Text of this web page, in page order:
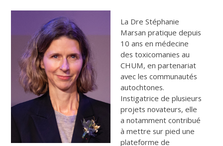
La Dre Stéphanie
Marsan pratique depuis
10 ans en médecine
des toxicomanies au
CHUM, en partenariat
avec les communautés
autochtones.
Instigatrice de plusieurs
projets novateurs, elle
a notamment contribué
à mettre sur pied une
plateforme de